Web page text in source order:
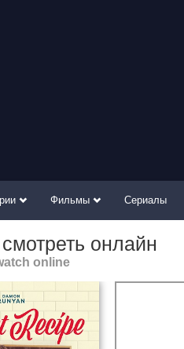
Фильмы Сериалы
онлайн
online